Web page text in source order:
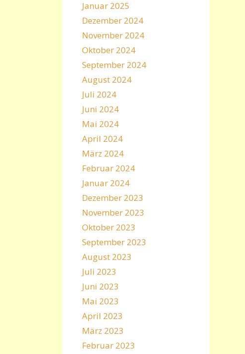
Januar 2025
Dezember 2024
November 2024
Oktober 2024
September 2024
August 2024
Juli 2024
Juni 2024
Mai 2024
April 2024
März 2024
Februar 2024
Januar 2024
Dezember 2023
November 2023
Oktober 2023
September 2023
August 2023
Juli 2023
Juni 2023
Mai 2023
April 2023
März 2023
Februar 2023